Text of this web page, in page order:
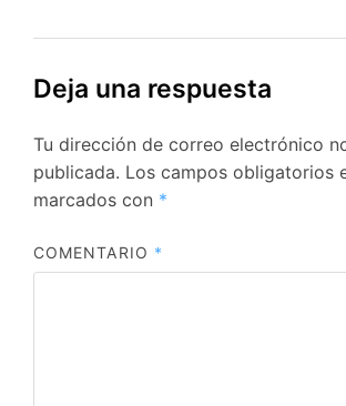
Deja una respuesta
Tu dirección de correo electrónico
publicada. Los campos obligatorios
marcados con *
COMENTARIO *